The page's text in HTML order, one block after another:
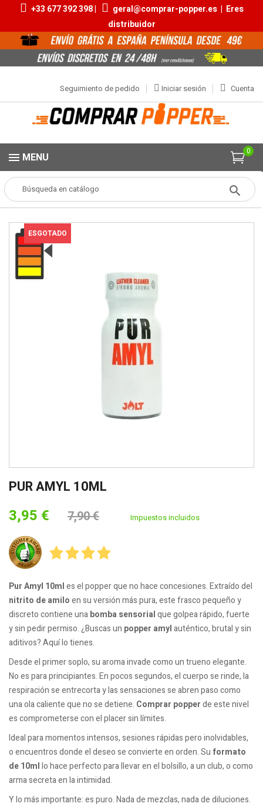
+33 677 392 398 | geral@comprar-popper.es| Eres
distribuidor
Cuenta
Iniciar sesión
Seguimiento de pedido
0
MENU
Popper Aromas Pequeños
ESGOTADO
PUR AMYL 10ML
3,95 € 7,90 € Impuestos incluidos
Pur Amyl 10mles el popper que no hace concesiones. Extraído del
nitrito de amiloen su versión más pura, este frasco pequeño y
discreto contiene unabomba sensorialque golpea rápido, fuerte
y sin pedir permiso. ¿Buscas un popper amylauténtico, brutal y sin
aditivos? Aquí lo tienes.
Desde el primer soplo, su aroma invade como un trueno elegante.
No es para principiantes. En pocos segundos, el cuerpo se rinde, la
respiración se entrecorta y las sensaciones se abren paso como
una ola caliente que no se detiene. Comprar popperde este nivel
es comprometerse con el placer sin límites.
Ideal para momentos intensos, sesiones rápidas pero inolvidables,
o encuentros donde el deseo se convierte en orden. Su formato
de 10mllo hace perfecto para llevar en el bolsillo, a un club, o como
arma secreta en la intimidad.
Y lo más importante: es puro. Nada de mezclas, nada de diluciones.